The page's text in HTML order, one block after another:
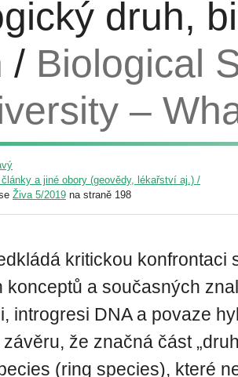
druh,
/ Biological
–
a jiné obory (geovědy, lékařství aj.) /
Živa 5/2019 na straně 198
kritickou konfrontaci
konceptů a současných
introgresi DNA a povaze
že značná část
(ring species), které